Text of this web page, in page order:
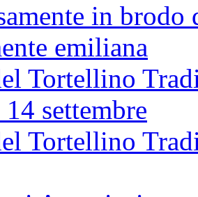
in brodo
emiliana
Tortellino
settembre
Tortellino